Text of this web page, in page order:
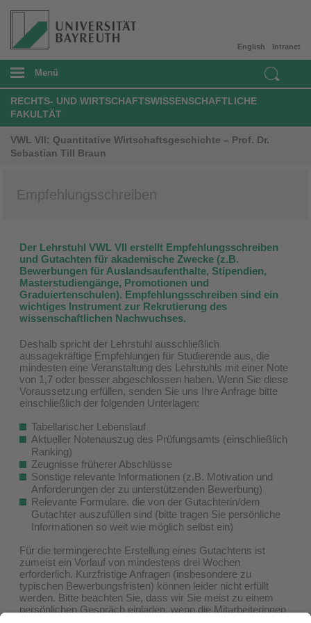
Intranet
English
Menü
RECHTS- UND WIRTSCHAFTSWISSENSCHAFTLICHE
FAKULTÄT
VWL VII: Quantitative Wirtschaftsgeschichte – Prof. Dr.
Sebastian Till Braun
Empfehlungsschreiben
Der Lehrstuhl VWL VII erstellt Empfehlungsschreiben
und Gutachten für akademische Zwecke (z.B.
Bewerbungen für Auslandsaufenthalte, Stipendien,
Masterstudiengänge, Promotionen und
Graduiertenschulen). Empfehlungsschreiben sind ein
wichtiges Instrument zur Rekrutierung des
wissenschaftlichen Nachwuchses.
Deshalb spricht der Lehrstuhl ausschließlich
aussagekräftige Empfehlungen für Studierende aus, die
mindesten eine Veranstaltung des Lehrstuhls mit einer Note
von 1,7 oder besser abgeschlossen haben. Wenn Sie diese
Voraussetzung erfüllen, senden Sie uns Ihre Anfrage bitte
einschließlich der folgenden Unterlagen:
Tabellarischer Lebenslauf
Aktueller Notenauszug des Prüfungsamts (einschließlich
Ranking)
Zeugnisse früherer Abschlüsse
Sonstige relevante Informationen (z.B. Motivation und
Anforderungen der zu unterstützenden Bewerbung)
Relevante Formulare, die von der Gutachterin/dem
Gutachter auszufüllen sind (bitte tragen Sie persönliche
Informationen so weit wie möglich selbst ein)
Für die termingerechte Erstellung eines Gutachtens ist
zumeist ein Vorlauf von mindestens drei Wochen
erforderlich. Kurzfristige Anfragen (insbesondere zu
typischen Bewerbungsfristen) können leider nicht erfüllt
werden. Bitte beachten Sie, dass wir Sie meist zu einem
persönlichen Gespräch einladen, wenn die Mitarbeiterinnen